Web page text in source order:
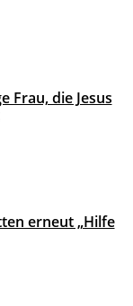
Frau, die Jesus
erneut „Hilfe